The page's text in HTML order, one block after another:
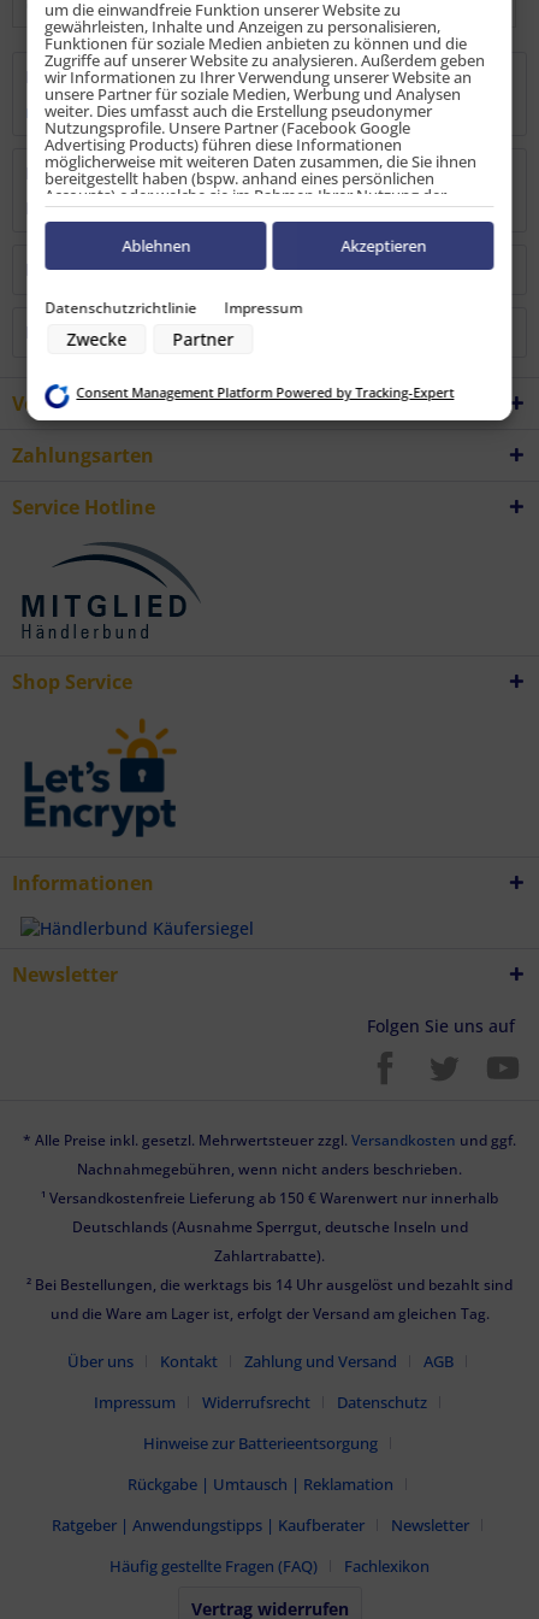
Beschreibung
mehr
Bewertungen
0
Bewertungen lesen, schreiben und diskutieren...mehr
Kunden kauften auch
Kunden haben sich ebenfalls angesehen
Vorteile
Zahlungsarten
Service Hotline
Shop Service
Informationen
Newsletter
Folgen Sie uns auf
* Alle Preise inkl. gesetzl. Mehrwertsteuer zzgl. Versandkosten und ggf.
Nachnahmegebühren, wenn nicht anders beschrieben.
¹ Versandkostenfreie Lieferung ab 150 € Warenwert nur innerhalb
Deutschlands (Ausnahme Sperrgut, deutsche Inseln und
Zahlartrabatte).
² Bei Bestellungen, die werktags bis 14 Uhr ausgelöst und bezahlt sind
und die Ware am Lager ist, erfolgt der Versand am gleichen Tag.
Über uns Kontakt Zahlung und Versand
AGB
Impressum
Widerrufsrecht
Datenschutz
Hinweise zur Batterieentsorgung
Rückgabe | Umtausch | Reklamation
Ratgeber | Anwendungstipps | Kaufberater
Newsletter
Häufig gestellte Fragen (FAQ)
Fachlexikon
Vertrag widerrufen
um die einwandfreie Funktion unserer Website zu
gewährleisten, Inhalte und Anzeigen zu personalisieren,
Funktionen für soziale Medien anbieten zu können und die
Zugriffe auf unserer Website zu analysieren. Außerdem geben
wir Informationen zu Ihrer Verwendung unserer Website an
unsere Partner für soziale Medien, Werbung und Analysen
weiter. Dies umfasst auch die Erstellung pseudonymer
Nutzungsprofile. Unsere Partner (Facebook Google
Advertising Products) führen diese Informationen
möglicherweise mit weiteren Daten zusammen, die Sie ihnen
bereitgestellt haben (bspw. anhand eines persönlichen
Accounts) oder welche sie im Rahmen Ihrer Nutzung der
Dienste gesammelt haben (bspw. Nutzungsdaten anderer
Geräte). Ihre Einwilligung zur Nutzung von Cookies und Pixeln
können Sie jederzeit widerrufen, indem Sie auf den
Datenschutz-Button links unten klicken und dort die
Zwecke der Datenverarbeitung durch unsere Partner:
Speichern von oder Zugriff auf Informationen auf einem Endgerät
Verwendung von Profilen zur Auswahl personalisierter Werbung
Messung der Werbeleistung
Messung der Performance von Inhalten
Daten aus verschiedenen Quellen
Verwendung reduzierter Daten zur Auswahl von Inhalten
Besondere Features:
Verwendung genauer Standortdaten
Endgeräteeigenschaften zur Identifikation aktiv abfragen
Datenschutzrichtlinie Impressum
Zwecke Partner
Ablehnen Akzeptieren
Consent Management Platform Powered by Tracking-Expert